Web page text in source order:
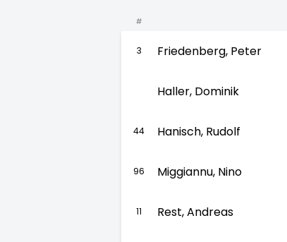
#
3 Friedenberg, Peter
Haller, Dominik
44 Hanisch, Rudolf
96 Miggiannu, Nino
11 Rest, Andreas